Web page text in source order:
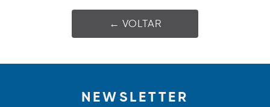
← VOLTAR
NEWSLETTER